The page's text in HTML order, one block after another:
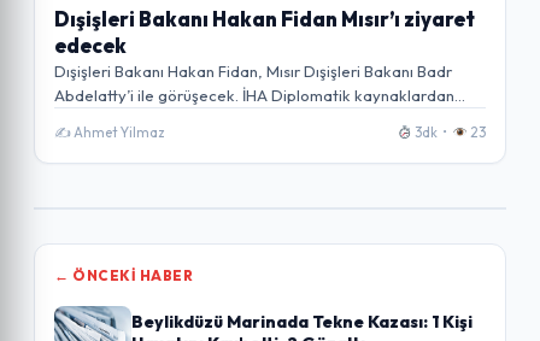
Dışişleri Bakanı Hakan Fidan Mısır’ı ziyaret
edecek
Dışişleri Bakanı Hakan Fidan, Mısır Dışişleri Bakanı Badr
Abdelatty’i ile görüşecek. İHA Diplomatik kaynaklardan…
✍️ Ahmet Yilmaz 3dk • 23
← ÖNCEKI HABER
Beylikdüzü Marinada Tekne Kazası: 1 Kişi